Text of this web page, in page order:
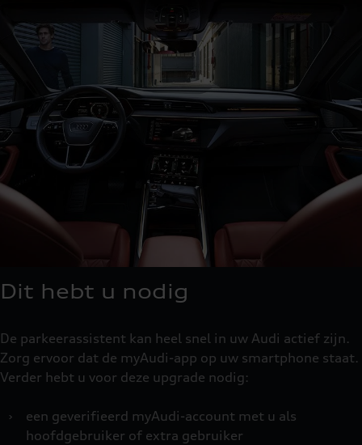
Dit hebt u nodig
De parkeerassistent kan heel snel in uw Audi actief zijn.
Zorg ervoor dat de myAudi-app op uw smartphone staat.
Verder hebt u voor deze upgrade nodig:
›
een geverifieerd myAudi-account met u als
hoofdgebruiker of extra gebruiker